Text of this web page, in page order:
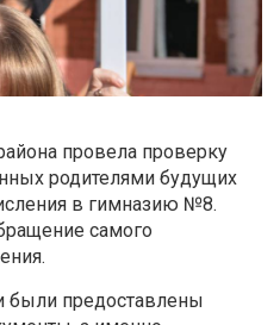
провела проверку
родителями будущих
в гимназию №8.
самого
были предоставлены